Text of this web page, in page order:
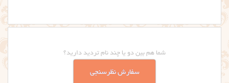
شما هم بین دو یا چند نام تردید دارید؟
سفارش نظرسنجی